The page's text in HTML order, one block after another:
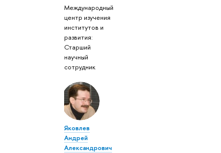
Международный
центр изучения
институтов и
развития:
Старший
научный
сотрудник
Яковлев
Андрей
Александрович